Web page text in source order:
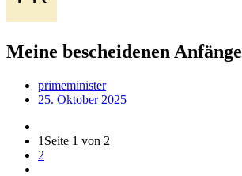
Meine bescheidenen Anfänge
primeminister
25. Oktober 2025
1 Seite 1 von 2
2